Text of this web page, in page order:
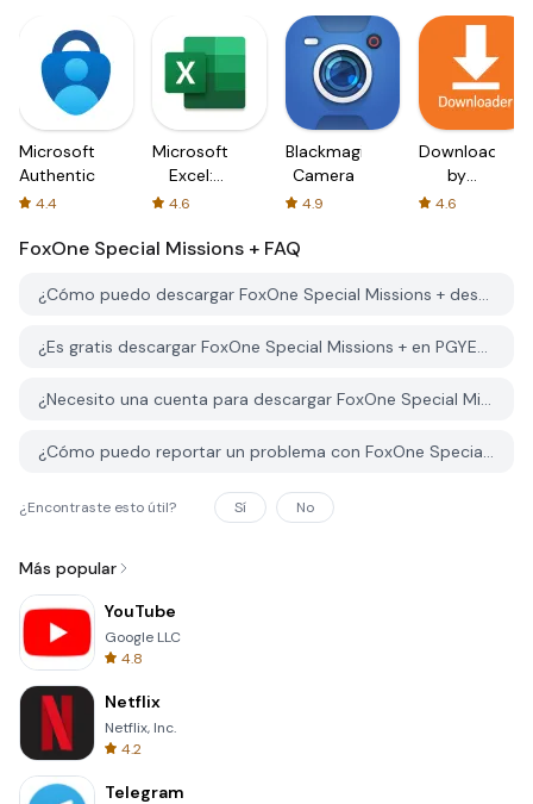
Microsoft
Authenticator
4.4
Microsoft
Excel:
Spreadsheets
4.6
Blackmagic
Camera
4.9
Downloader
by
AFTVnews
4.6
FoxOne Special Missions + FAQ
¿Cómo puedo descargar FoxOne Special Missions + desde PGYER APK HUB?
¿Es gratis descargar FoxOne Special Missions + en PGYER APK HUB?
¿Necesito una cuenta para descargar FoxOne Special Missions + desde PGYER APK HUB?
¿Cómo puedo reportar un problema con FoxOne Special Missions + en PGYER APK HUB?
¿Encontraste esto útil? Sí No
Más popular
YouTube
Google LLC
4.8
Netflix
Netflix, Inc.
4.2
Telegram